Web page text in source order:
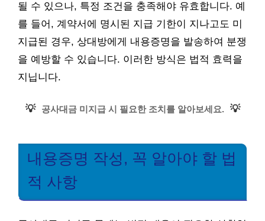
될 수 있으나, 특정 조건을 충족해야 유효합니다. 예
를 들어, 계약서에 명시된 지급 기한이 지나고도 미
지급된 경우, 상대방에게 내용증명을 발송하여 분쟁
을 예방할 수 있습니다. 이러한 방식은 법적 효력을
지닙니다.
💡 공사대금 미지급 시 필요한 조치를 알아보세요. 💡
내용증명 작성, 꼭 알아야 할 법
적 사항